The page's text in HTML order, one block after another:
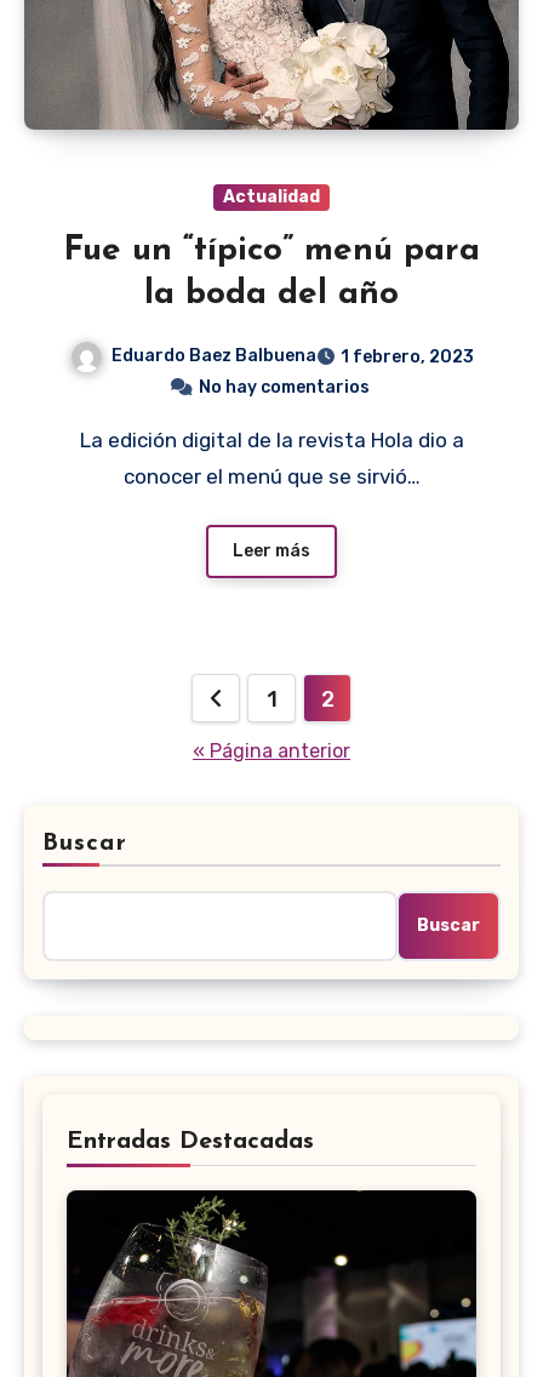
Actualidad
Fue un “típico” menú para
la boda del año
Eduardo Baez Balbuena
1 febrero, 2023
No hay comentarios
La edición digital de la revista Hola dio a
conocer el menú que se sirvió…
Leer más
Paginación
1 2
« Página anterior
Buscar
Buscar
Entradas Destacadas